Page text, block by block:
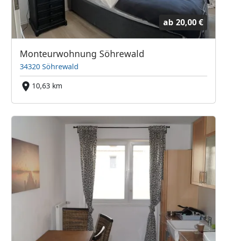
ab 20,00 €
Monteurwohnung Söhrewald
34320 Söhrewald
10,63 km